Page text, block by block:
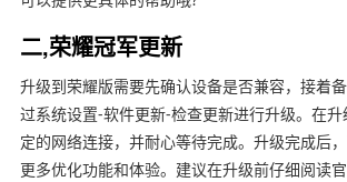
二,荣耀冠军更新
升级到荣耀版需要先确认设备是否兼容，接着
过系统设置-软件更新-检查更新进行升级。在
定的网络连接，并耐心等待完成。升级完成后
更多优化功能和体验。建议在升级前仔细阅读